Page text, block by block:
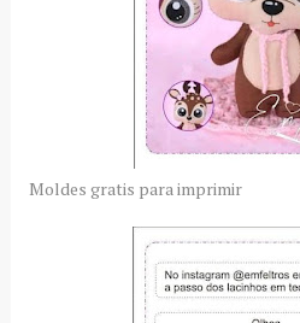
Moldes gratis para imprimir